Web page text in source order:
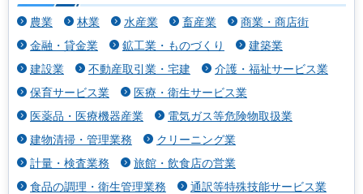
農業 林業 水産業 畜産業
商業・商店街
金融・貸金業
鉱工業・ものづくり
建築業
建設業
不動産取引業・宅建
介護・福祉サービス業
保育サービス業
医療・衛生サービス業
医薬品・医療機器産業
電気ガス等危険物取扱業
建物清掃・管理業務
クリーニング業
計量・検査業務
旅館・飲食店の営業
食品の調理・衛生管理業務
通訳等特殊技能サービス業